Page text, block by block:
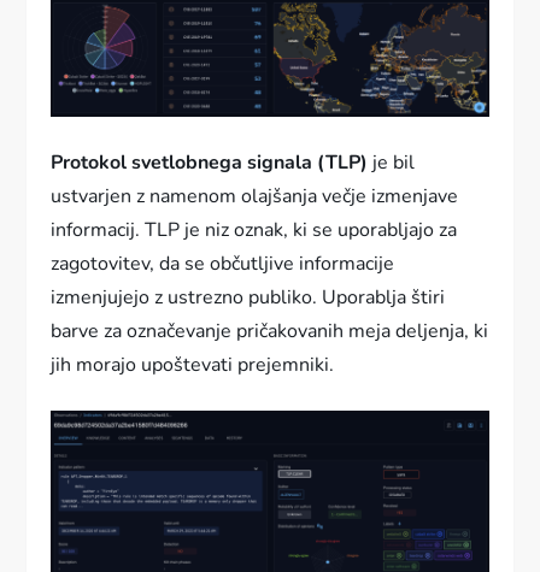
Protokol svetlobnega signala (TLP) je bil
ustvarjen z namenom olajšanja večje izmenjave
informacij. TLP je niz oznak, ki se uporabljajo za
zagotovitev, da se občutljive informacije
izmenjujejo z ustrezno publiko. Uporablja štiri
barve za označevanje pričakovanih meja deljenja, ki
jih morajo upoštevati prejemniki.